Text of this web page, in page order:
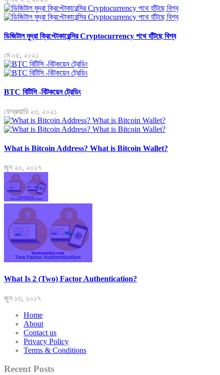
ডিজিটাল মুদ্রা ক্রিপ্টোকারেন্সির Cryptocurrency পথে হাঁটছে বিশ্ব
মে ০৫, ২০২১
BTC বিটিসি -বিটকয়েন ট্রেডিং
ফেব্রুয়ারি ২৩, ২০২১
What is Bitcoin Address? What is Bitcoin Wallet?
জুন ২০, ২০১৭
What Is 2 (Two) Factor Authentication?
জুন ১৩, ২০১৭
Home
About
Contact us
Privacy Policy
Terms & Conditions
Recent Posts